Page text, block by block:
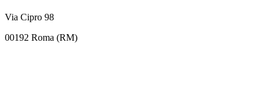
Via Cipro 98
00192 Roma (RM)